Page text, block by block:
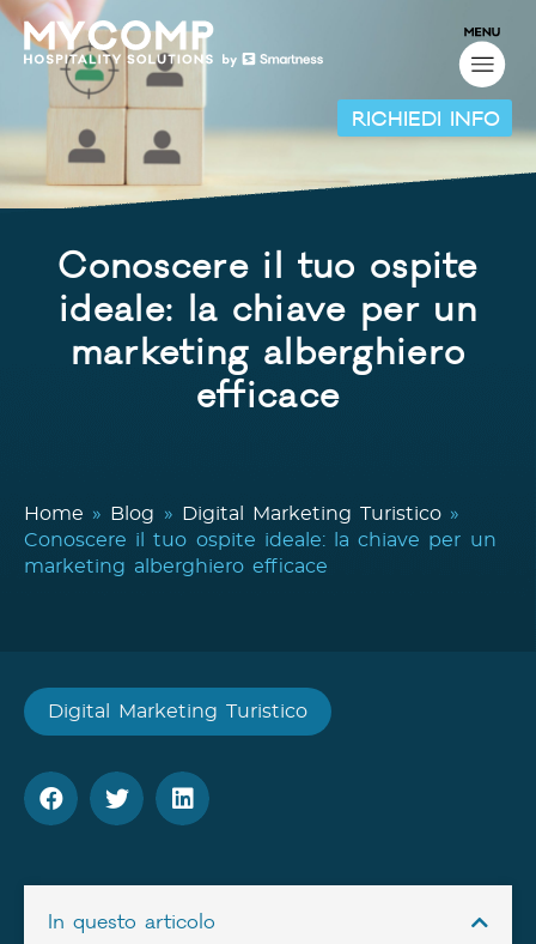
RICHIEDI INFO
Conoscere il tuo ospite
ideale: la chiave per un
marketing alberghiero
efficace
Home » Blog » Digital Marketing Turistico »
Conoscere il tuo ospite ideale: la chiave per un
marketing alberghiero efficace
Digital Marketing Turistico
In questo articolo